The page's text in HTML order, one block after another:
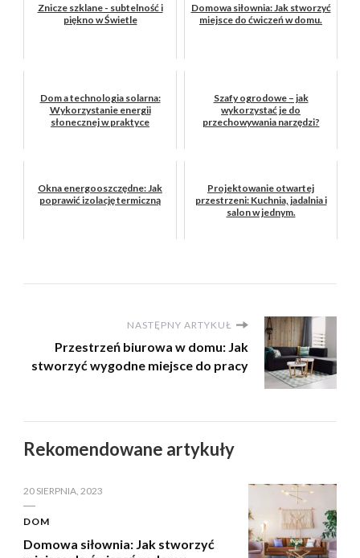
Znicze szklane - subtelność i
piękno w Świetle
Domowa siłownia: Jak stworzyć
miejsce do ćwiczeń w domu.
Dom a technologia solarna:
Wykorzystanie energii
słonecznej w praktyce
Szafy ogrodowe – jak
wykorzystać je do
przechowywania narzędzi?
Okna energooszczędne: Jak
poprawić izolację termiczną
Projektowanie otwartej
przestrzeni: Kuchnia, jadalnia i
salon w jednym.
NASTĘPNY ARTYKUŁ
Przestrzeń biurowa w domu: Jak
stworzyć wygodne miejsce do pracy
Rekomendowane artykuły
20 SIERPNIA, 2023
DOM
Domowa siłownia: Jak stworzyć